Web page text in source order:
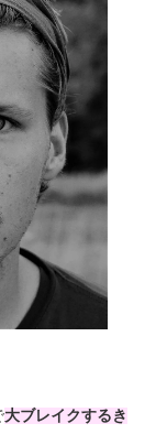
大ブレイクするき